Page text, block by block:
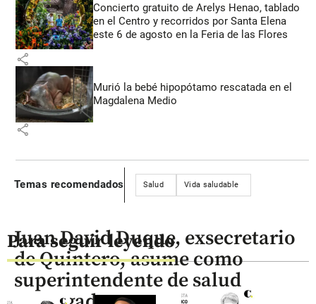
Concierto gratuito de Arelys Henao, tablado
en el Centro y recorridos por Santa Elena
este 6 de agosto en la Feria de las Flores
share
Murió la bebé hipopótamo rescatada en el
Magdalena Medio
share
Temas recomendados Salud Vida saludable
Para seguir leyendo
Juan David Duque, exsecretario
de Quintero, asume como
superintendente de salud